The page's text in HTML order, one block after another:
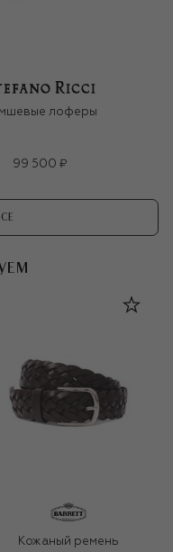
лоферы
99 500 ₽
Кожаный ремень